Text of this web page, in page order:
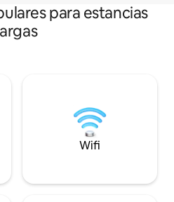
para estancias
Wifi